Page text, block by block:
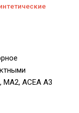
MA2, ACEA A3